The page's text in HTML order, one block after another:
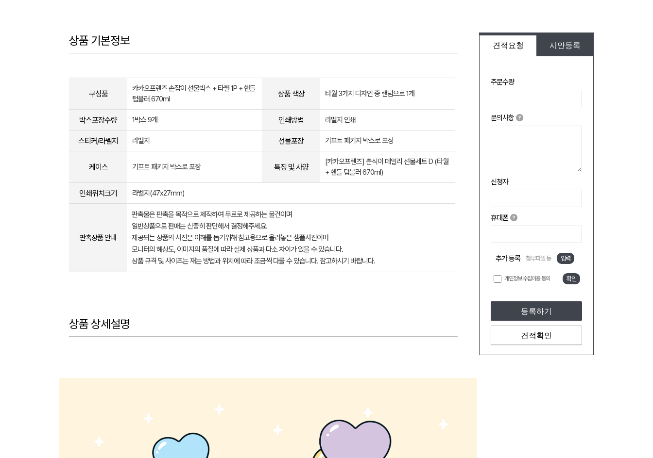
견적요청 시안등록
주문수량
문의사항
신청자
휴대폰
추가 등록 첨부파일 등 입력
개인정보 수집이용 동의 확인
등록하기
견적확인
상품 기본정보
구성품
카카오프렌즈 손잡이 선물박스 + 타월 1P + 핸들
텀블러 670ml
상품 색상 타월 3가지 디자인 중 랜덤으로 1개
박스포장수량 1박스 9개 인쇄방법 라벨지 인쇄
스티커/라벨지 라벨지 선물포장 기프트 패키지 박스로 포장
케이스 기프트 패키지 박스로 포장 특징 및 사양
[카카오프렌즈] 춘식이 데일리 선물세트 D (타월
+ 핸들 텀블러 670ml)
인쇄위치크기 라벨지(47x27mm)
판촉상품 안내
판촉물은 판촉을 목적으로 제작하여 무료로 제공하는 물건이며
일반상품으로 판매는 신중히 판단해서 결정해주세요.
제공되는 상품의 사진은 이해를 돕기위해 참고용으로 올려놓은 샘플사진이며
모니터의 해상도, 이미지의 품질에 따라 실제 상품과 다소 차이가 있을 수 있습니다.
상품 규격 및 사이즈는 재는 방법과 위치에 따라 조금씩 다를 수 있습니다. 참고하시기 바랍니다.
상품 상세설명